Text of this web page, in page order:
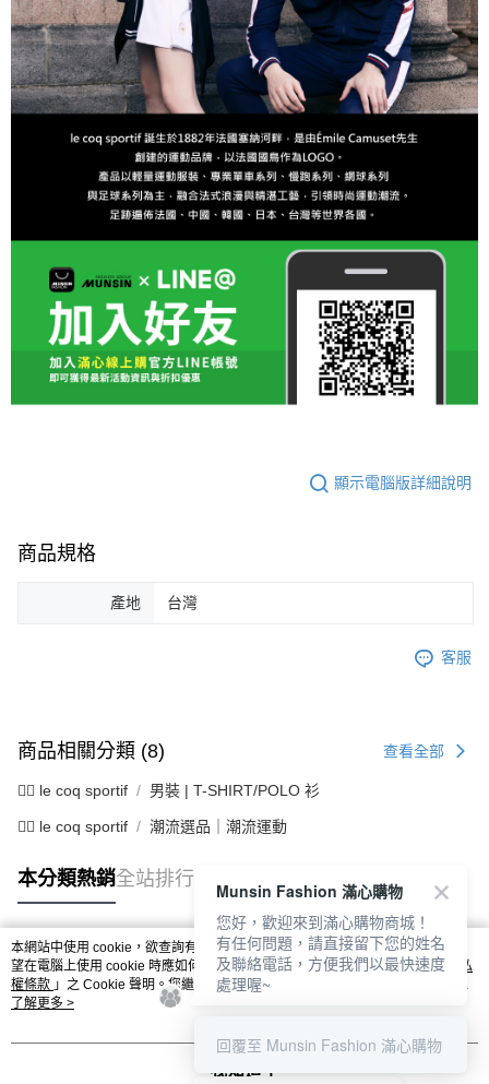
顯示電腦版詳細說明
商品規格
產地 台灣
客服
商品相關分類 (8) 查看全部
🚴‍♂️ le coq sportif 男裝 | T-SHIRT/POLO 衫
🚴‍♂️ le coq sportif 潮流選品｜潮流運動
本分類熱銷全站排行
熱門標籤
本網站中使用 cookie，欲查詢有關本網站使用 cookie 方式之詳情，及若您不希
望在電腦上使用 cookie 時應如何變更電腦的 cookie 設定，請參閱本網站「
隱私
權條款 」之 Cookie 聲明。您繼續使用本網站即表示您同意本公司得按本網站使
用條款之 Cookie 聲明使用 cookie。
了解更多 >
我知道了
Munsin Fashion 滿心購物
您好，歡迎來到滿心購物商城！
有任何問題，請直接留下您的姓名
及聯絡電話，方便我們以最快速度
處理喔~
回覆至 Munsin Fashion 滿心購物